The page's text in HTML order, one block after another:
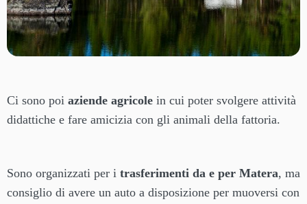
Ci sono poi aziende agricole in cui poter svolgere attività
didattiche e fare amicizia con gli animali della fattoria.
Sono organizzati per i trasferimenti da e per Matera, ma
consiglio di avere un auto a disposizione per muoversi con